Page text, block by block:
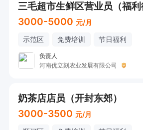
三毛超市生鲜区营业员（福利
3000-5000 元/月
示范区 免费培训 节日福利
负责人
河南优立刻农业发展有限公司
奶茶店店员（开封东郊）
3000-3500 元/月